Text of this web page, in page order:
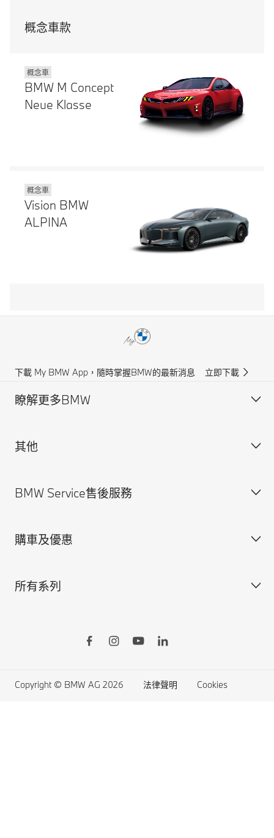
概念車款
概念車
BMW M Concept
Neue Klasse
概念車
Vision BMW
ALPINA
下載 My BMW App，隨時掌握BMW的最新消息 立即下載
瞭解更多BMW
獲得BMW最新消息
規格配備表
預約賞車
其他
法律聲明與Cookie政策
BMW Service售後服務
BMW Service售後服務概覽
BMW原廠加裝品
購車及優惠
訂製您的BMW
所有系列
Copyright © BMW AG 2026 法律聲明 Cookies